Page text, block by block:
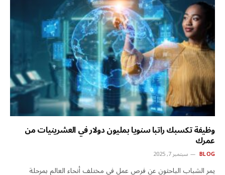
وظيفة تكسبك راتبا سنويا بمليون دولار في العشرينيات من
عمرك
BLOG سبتمبر 7, 2025
يمر الشباب الباحثون عن فرص عمل في مختلف أنحاء العالم بمرحلة